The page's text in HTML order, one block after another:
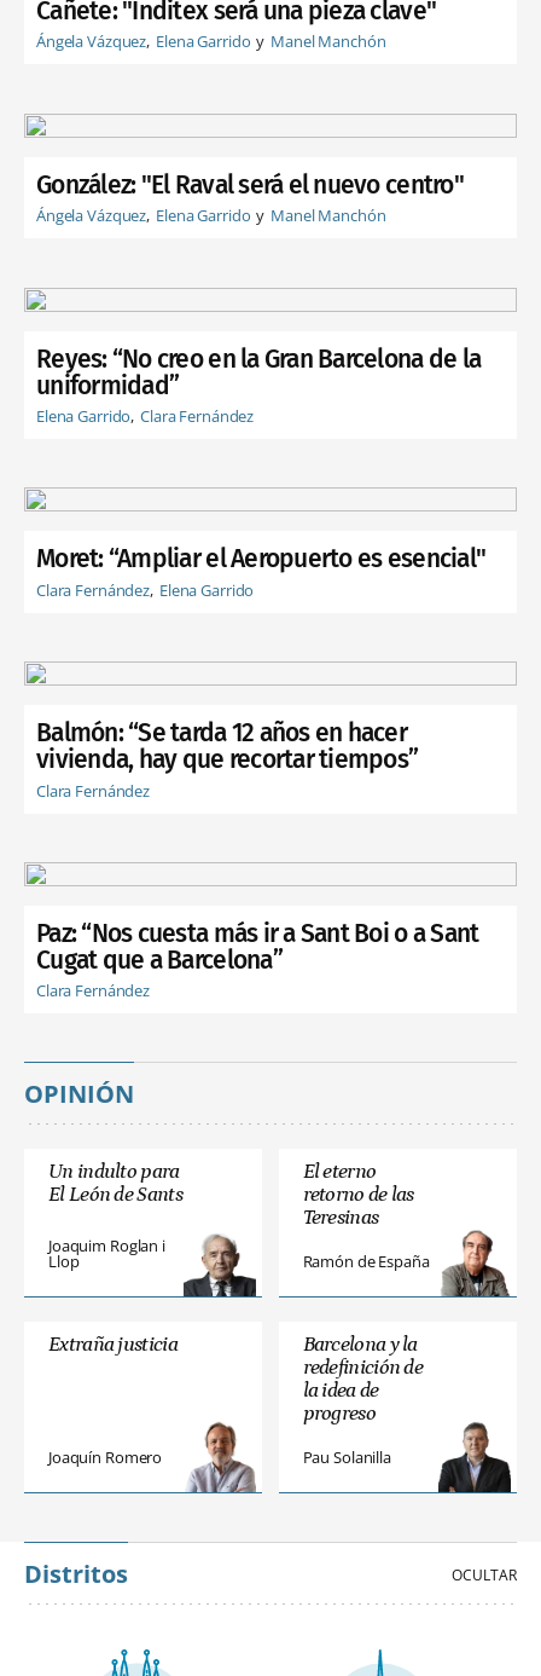
Cañete: "Inditex será una pieza clave"
Ángela Vázquez Elena Garrido Manel Manchón
González: "El Raval será el nuevo centro"
Ángela Vázquez Elena Garrido Manel Manchón
Reyes: “No creo en la Gran Barcelona de la
uniformidad”
Elena Garrido Clara Fernández
Moret: “Ampliar el Aeropuerto es esencial"
Clara Fernández Elena Garrido
Balmón: “Se tarda 12 años en hacer
vivienda, hay que recortar tiempos”
Clara Fernández
Paz: “Nos cuesta más ir a Sant Boi o a Sant
Cugat que a Barcelona”
Clara Fernández
OPINIÓN
Un indulto para
El León de Sants
Joaquim Roglan i
Llop
El eterno
retorno de las
Teresinas
Ramón de España
Extraña justicia
Joaquín Romero
Barcelona y la
redefinición de
la idea de
progreso
Pau Solanilla
Distritos